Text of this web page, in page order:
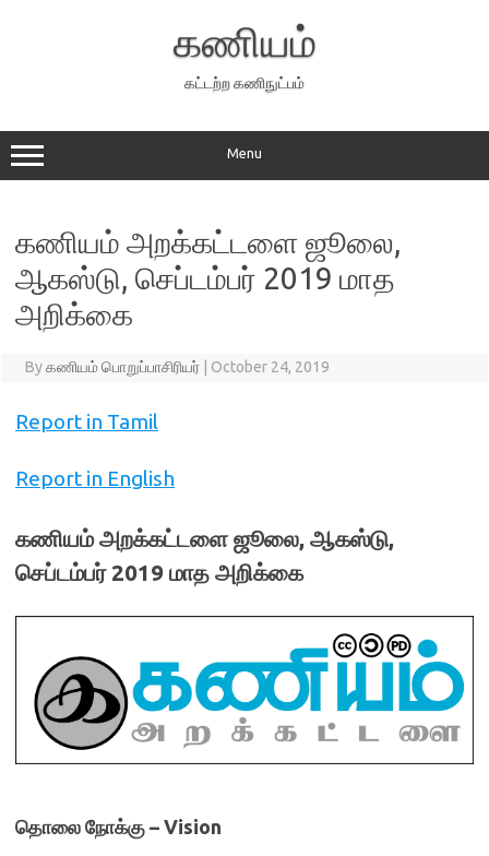
கணியம்
கட்டற்ற கணிநுட்பம்
Menu
கணியம் அறக்கட்டளை ஜூலை,
ஆகஸ்டு, செப்டம்பர் 2019 மாத
அறிக்கை
Byகணியம் பொறுப்பாசிரியர் October 24, 2019
Report in Tamil
Report in English
கணியம் அறக்கட்டளை ஜூலை, ஆகஸ்டு,
செப்டம்பர் 2019 மாத அறிக்கை
தொலை நோக்கு – Vision